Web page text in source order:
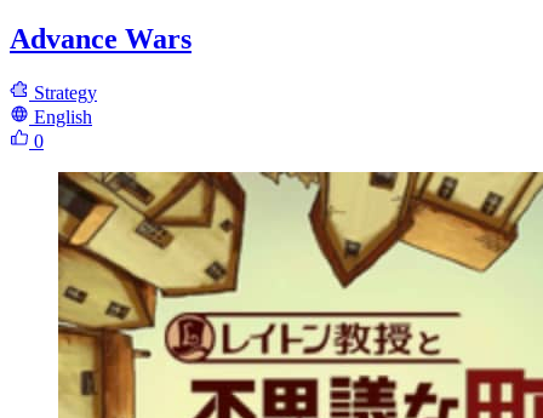
Advance Wars
Strategy
English
0